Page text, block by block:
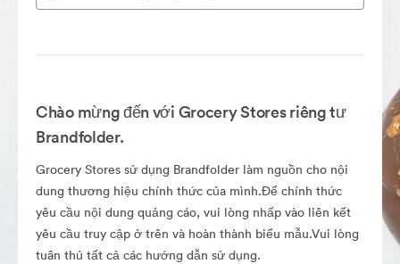
Chào mừng đến với Grocery Stores riêng tư
Brandfolder.
Grocery Stores sử dụng Brandfolder làm nguồn cho nội
dung thương hiệu chính thức của mình.Để chính thức
yêu cầu nội dung quảng cáo, vui lòng nhấp vào liên kết
yêu cầu truy cập ở trên và hoàn thành biểu mẫu.Vui lòng
tuân thủ tất cả các hướng dẫn sử dụng.